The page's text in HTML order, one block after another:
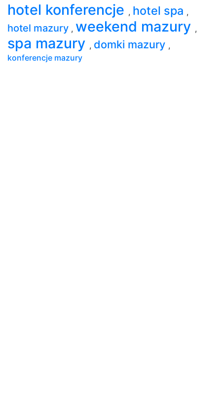
hotel konferencje , hotel spa ,
hotel mazury , weekend mazury ,
spa mazury , domki mazury ,
konferencje mazury